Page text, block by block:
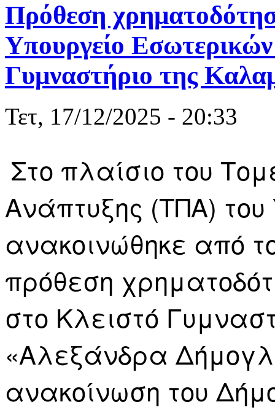
Πρόθεση
Υπουργείο
Γυμναστήριο της
Τετ, 17/12/2025 - 20:33
Στο πλαίσιο του
Ανάπτυξης (ΤΠΑ)
ανακοινώθηκε από
πρόθεση
στο Κλειστό
«Αλεξάνδρα
ανακοίνωση του